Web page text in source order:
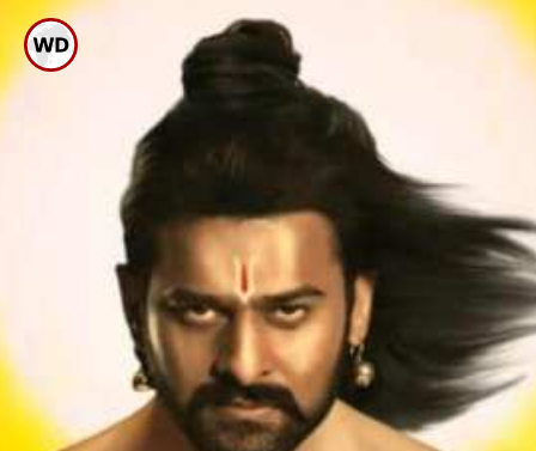
ನಟ ಪ್ರಭಾಸ್ ನಿಜ ಹೆಸರೇನು ಎಂದು
ನಿಮಗೆ ಗೊತ್ತಾ?